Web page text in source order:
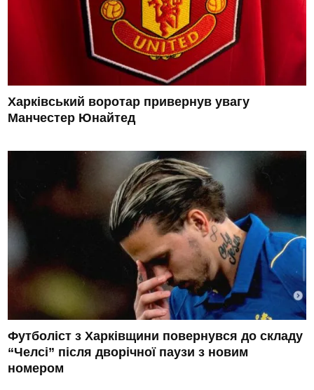
Харківський воротар привернув увагу
Манчестер Юнайтед
Футболіст з Харківщини повернувся до складу
“Челсі” після дворічної паузи з новим
номером